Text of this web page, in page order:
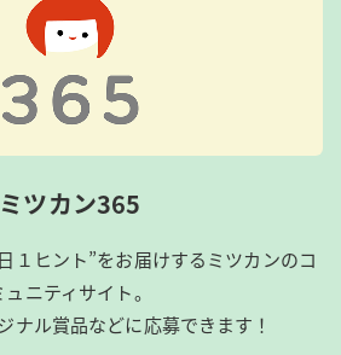
ミツカン365
１ヒント”をお届けするミツカンのコ
ュニティサイト。
ナル賞品などに応募できます！